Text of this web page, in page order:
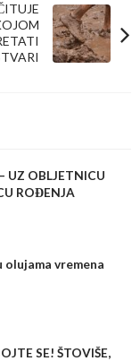
UZ OBLJETNICU
ROĐENJA
olujama vremena
SE! ŠTOVIŠE,